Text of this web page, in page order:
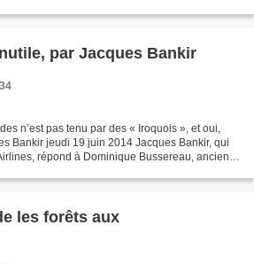
par Jacques Bankir
n’est pas tenu par des « Iroquois », et oui,
Bankir jeudi 19 juin 2014 Jacques Bankir, qui
répond à Dominique Bussereau, ancien
les forêts aux